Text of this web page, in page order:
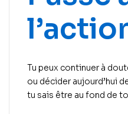
Tu peux continuer à
ou décider aujourd’hui
tu sais être au fond de